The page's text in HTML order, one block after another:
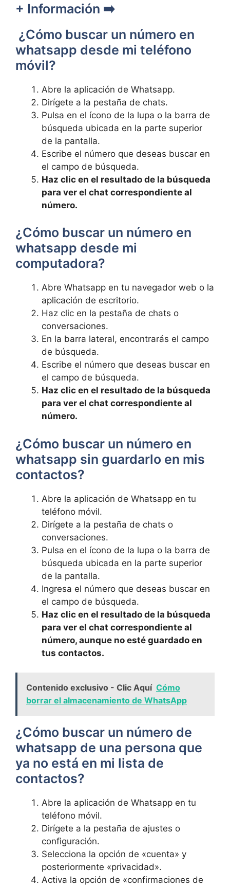
+ Información ➡️
​ ¿Cómo buscar ‍un número⁤ en
‌whatsapp desde mi teléfono
móvil?
Abre la⁢ aplicación de Whatsapp.
Dirígete⁢ a la pestaña ‍de‌ chats.
Pulsa en el ícono de la lupa o la barra de
búsqueda ubicada en la⁢ parte superior
de la pantalla.
Escribe el número que deseas buscar en
el campo de búsqueda.
Haz clic en el resultado de la búsqueda
para ver el chat correspondiente al
número.
¿Cómo ​buscar un número en
⁤whatsapp desde mi
computadora?
Abre ⁢Whatsapp en tu navegador web o la
aplicación de escritorio.
Haz clic en la pestaña⁢ de chats o
conversaciones.
En la barra lateral, encontrarás ​el campo
de búsqueda.
Escribe el número que deseas buscar ​en
el​ campo de‍ búsqueda.
Haz clic en el resultado de la búsqueda
para ver‍ el chat correspondiente al
número.
⁤¿Cómo buscar un número ⁤en
whatsapp sin guardarlo en mis ​
contactos?
Abre​ la aplicación‍ de Whatsapp en tu
teléfono móvil.
Dirígete a la pestaña de ‌chats o
‍conversaciones.
Pulsa en el ícono de‌ la lupa o la barra ​de
búsqueda ⁣ubicada​ en la parte⁣ superior
de la pantalla.
Ingresa ⁣el número que deseas buscar en
el campo⁢ de búsqueda.
Haz clic en el resultado de la​ búsqueda​
para ver el chat correspondiente al
número, aunque no esté guardado en
tus contactos.
Contenido exclusivo - Clic Aquí Cómo
borrar el almacenamiento de WhatsApp
¿Cómo buscar un número de
whatsapp⁣ de⁣ una persona que
ya no⁢ está en mi lista de‍
contactos?
Abre la aplicación de Whatsapp en tu
teléfono‌ móvil.
Dirígete a la pestaña de ajustes⁢ o
configuración.
Selecciona ​la opción de «cuenta» y
posteriormente «privacidad».
Activa la opción de «confirmaciones ​de